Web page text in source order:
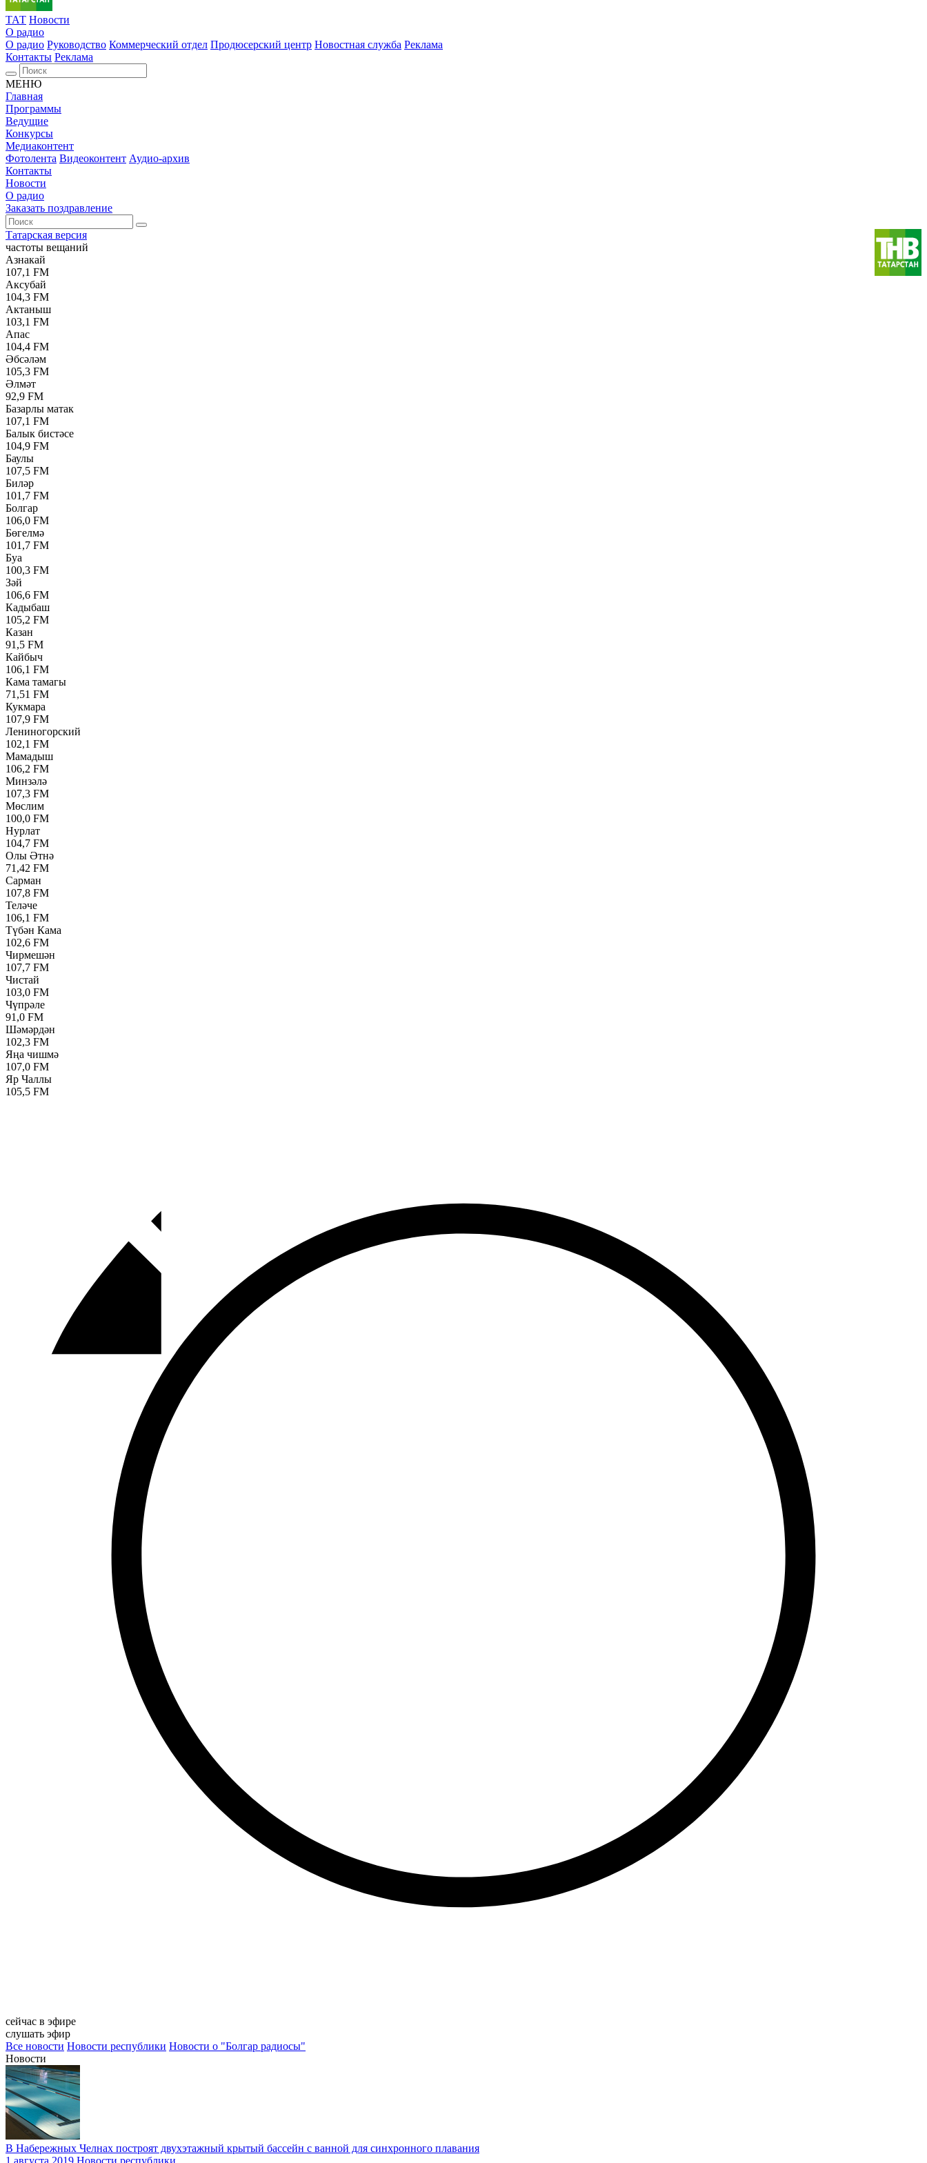
ТАТ Новости
О радио
О радио Руководство Коммерческий отдел Продюсерский центр Новостная служба Реклама
Контакты Реклама
МЕНЮ
Главная
Программы
Ведущие
Конкурсы
Медиаконтент
Фотолента Видеоконтент Аудио-архив
Контакты
Новости
О радио
Заказать поздравление
Татарская версия
частоты вещаний
Азнакай
107,1 FM
Аксубай
104,3 FM
Актаныш
103,1 FM
Апас
104,4 FM
Әбсәләм
105,3 FM
Әлмәт
92,9 FM
Базарлы матак
107,1 FM
Балык бистәсе
104,9 FM
Баулы
107,5 FM
Биләр
101,7 FM
Болгар
106,0 FM
Бөгелмә
101,7 FM
Буа
100,3 FM
Зәй
106,6 FM
Кадыбаш
105,2 FM
Казан
91,5 FM
Кайбыч
106,1 FM
Кама тамагы
71,51 FM
Кукмара
107,9 FM
Лениногорский
102,1 FM
Мамадыш
106,2 FM
Минзәлә
107,3 FM
Мөслим
100,0 FM
Нурлат
104,7 FM
Олы Әтнә
71,42 FM
Сарман
107,8 FM
Теләче
106,1 FM
Түбән Кама
102,6 FM
Чирмешән
107,7 FM
Чистай
103,0 FM
Чүпрәле
91,0 FM
Шәмәрдән
102,3 FM
Яңа чишмә
107,0 FM
Яр Чаллы
105,5 FM
сейчас в эфире
слушать эфир
Все новости Новости республики Новости о "Болгар радиосы"
Новости
В Набережных Челнах построят двухэтажный крытый бассейн с ванной для синхронного плавания